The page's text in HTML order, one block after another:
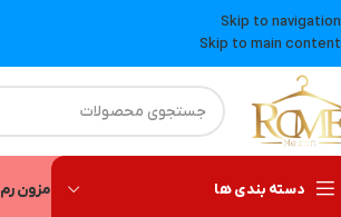
Skip to navigation
Skip to main content
دسته بندی ها مزون رم